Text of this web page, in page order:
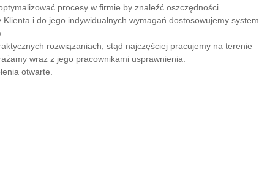
procesy w firmie by znaleźć oszczędności.
Klienta i do jego indywidualnych wymagań dostosowujemy system
rozwiązaniach, stąd najczęściej pracujemy na terenie
wraz z jego pracownikami usprawnienia.
otwarte.